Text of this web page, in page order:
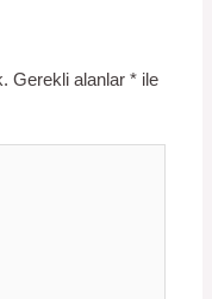
Gerekli alanlar* ile